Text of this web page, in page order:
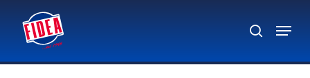
main
content
search
Menu
Menu